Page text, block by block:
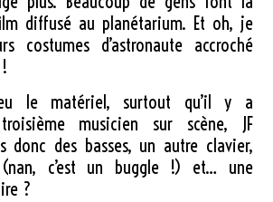
diffusé au planétarium. Et oh, je
costumes d’astronaute accroché
le matériel, surtout qu’il y a
musicien sur scène, JF
donc des basses, un autre clavier,
c’est un buggle !) et… une
?